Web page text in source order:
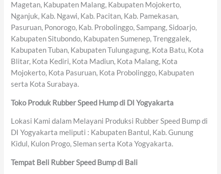
Magetan, Kabupaten Malang, Kabupaten Mojokerto,
Nganjuk, Kab. Ngawi, Kab. Pacitan, Kab. Pamekasan,
Pasuruan, Ponorogo, Kab. Probolinggo, Sampang, Sidoarjo,
Kabupaten Situbondo, Kabupaten Sumenep, Trenggalek,
Kabupaten Tuban, Kabupaten Tulungagung, Kota Batu, Kota
Blitar, Kota Kediri, Kota Madiun, Kota Malang, Kota
Mojokerto, Kota Pasuruan, Kota Probolinggo, Kabupaten
serta Kota Surabaya.
Toko Produk Rubber Speed Hump di DI Yogyakarta
Lokasi Kami dalam Melayani Produksi Rubber Speed Bump di
DI Yogyakarta meliputi : Kabupaten Bantul, Kab. Gunung
Kidul, Kulon Progo, Sleman serta Kota Yogyakarta.
Tempat Beli Rubber Speed Bump di Bali